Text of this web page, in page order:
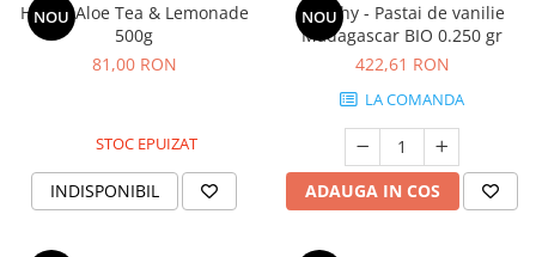
NOU
Honey Aloe Tea & Lemonade
500g
81,00 RON
STOC EPUIZAT
INDISPONIBIL
NOU
Norohy - Pastai de vanilie
Madagascar BIO 0.250 gr
422,61 RON
LA COMANDA
ADAUGA IN COS